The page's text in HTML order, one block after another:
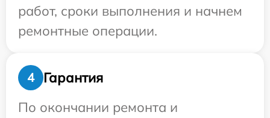
работ, сроки выполнения и начнем
ремонтные операции.
4
Гарантия
По окончании ремонта и